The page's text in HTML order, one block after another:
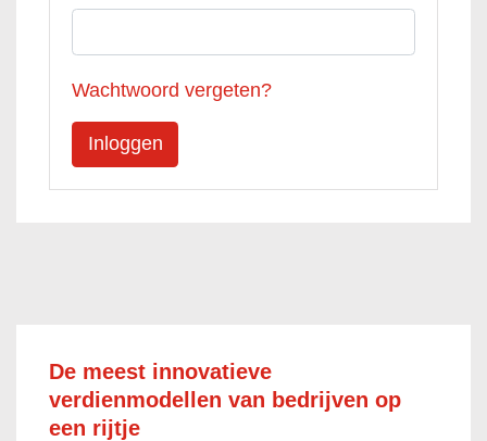
Wachtwoord vergeten?
De meest innovatieve
verdienmodellen van bedrijven op
een rijtje